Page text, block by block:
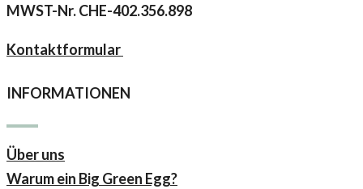
MWST-Nr.CHE-402.356.898
Kontaktformular
INFORMATIONEN
Über uns
Warum ein Big Green Egg?